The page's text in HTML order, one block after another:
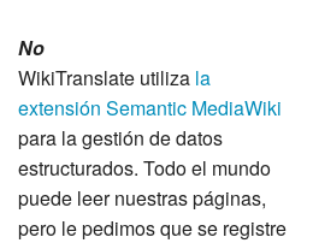
No
WikiTranslate utiliza la
extensión Semantic MediaWiki
para la gestión de datos
estructurados. Todo el mundo
puede leer nuestras páginas,
pero le pedimos que se registre